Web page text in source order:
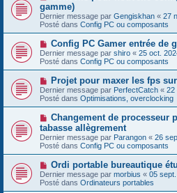
s
a
g
e
u
m
e
s
s
g
e
u
v
e
a
u
m
e
s
s
a
g
e
gamme)
Dernier message par Gengiskhan « 27
Posté dans Config PC ou composants
N
o
u
v
e
a
u
m
e
s
s
a
g
e
Config PC Gamer entrée de
Dernier message par shiro « 25 oct.
Posté dans Config PC ou composants
N
o
u
v
a
u
m
e
s
s
g
e
Projet pour maxer les fps
Dernier message par PerfectCatch « 22
Posté dans Optimisations, overclocking
N
o
u
v
e
a
u
m
e
s
Changement de processeur
tabasse allègrement
Dernier message par Parangon « 26
Posté dans Config PC ou composants
N
o
u
v
Ordi portable bureautique
Dernier message par morbius « 05
Posté dans Ordinateurs portables